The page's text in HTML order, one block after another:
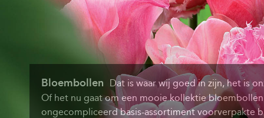
Bloembollen
Dat is waar wij goed in zijn, het is
Of het nu gaat om een mooie kollektie
ongecompliceerd basis-assortiment voorverpakte